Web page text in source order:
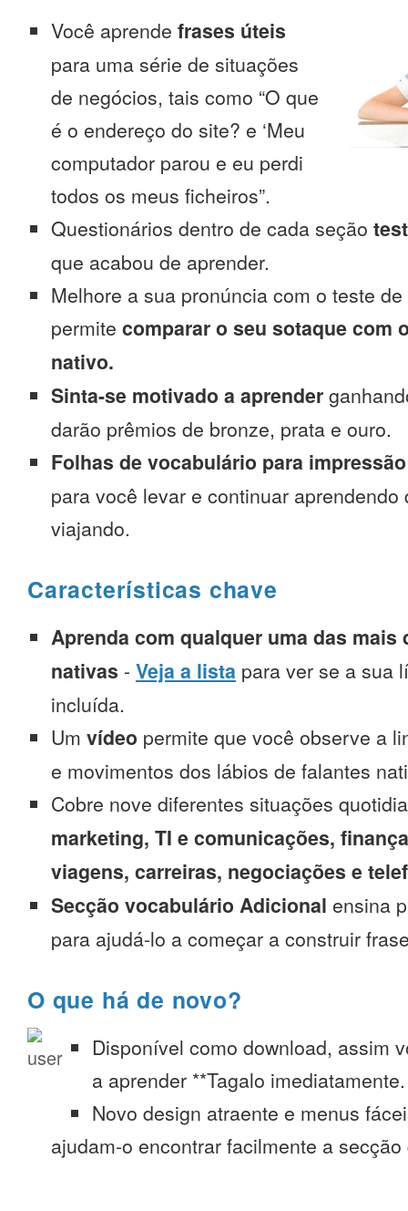
Você aprende frases úteis
para uma série de situações
de negócios, tais como “O que
é o endereço do site? e ‘Meu
computador parou e eu perdi
todos os meus ficheiros”.
Questionários dentro de cada seção
que acabou de aprender.
Melhore a sua pronúncia com o teste
permite comparar o seu sotaque com
nativo.
Sinta-se motivado a aprender
darão prêmios de bronze, prata e ouro.
Folhas de vocabulário para impressão
para você levar e continuar aprendendo
viajando.
Características chave
Aprenda com qualquer uma das mais
nativas - Veja a lista para ver se a sua
incluída.
Um vídeo permite que você observe a
e movimentos dos lábios de falantes
Cobre nove diferentes situações
marketing, TI e comunicações,
viagens, carreiras, negociações e
Secção vocabulário Adicional ensina
para ajudá-lo a começar a construir
O que há de novo?
Disponível como download, assim
a aprender **Tagalo
Novo design atraente e menus
ajudam-o encontrar facilmente a